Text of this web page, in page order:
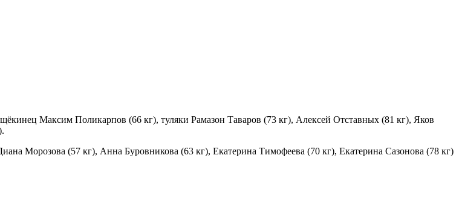
Максим Поликарпов (66 кг), туляки Рамазон Таваров (73 кг), Алексей Отставных (81 кг), Яков
Морозова (57 кг), Анна Буровникова (63 кг), Екатерина Тимофеева (70 кг), Екатерина Сазонова (78 кг)